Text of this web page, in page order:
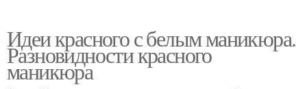
Идеи красного с белым маникюра.
Разновидности красного
маникюра